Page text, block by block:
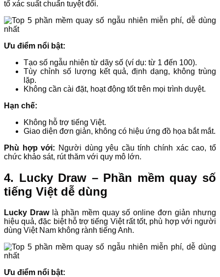
tố xác suất chuẩn tuyệt đối.
Ưu điểm nổi bật:
Tạo số ngẫu nhiên từ dãy số (ví dụ: từ 1 đến 100).
Tùy chỉnh số lượng kết quả, định dạng, không trùng
lặp.
Không cần cài đặt, hoạt động tốt trên mọi trình duyệt.
Hạn chế:
Không hỗ trợ tiếng Việt.
Giao diện đơn giản, không có hiệu ứng đồ họa bắt mắt.
Phù hợp với: Người dùng yêu cầu tính chính xác cao, tổ
chức khảo sát, rút thăm với quy mô lớn.
4. Lucky Draw – Phần mềm quay số
tiếng Việt dễ dùng
Lucky Drawlà phần mềm quay số online đơn giản nhưng
hiệu quả, đặc biệt hỗ trợ tiếng Việt rất tốt, phù hợp với người
dùng Việt Nam không rành tiếng Anh.
Ưu điểm nổi bật: